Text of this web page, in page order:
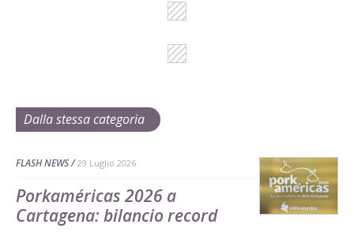
Dalla stessa categoria
FLASH NEWS 29 Luglio 2026
Porkaméricas 2026 a
Cartagena: bilancio record